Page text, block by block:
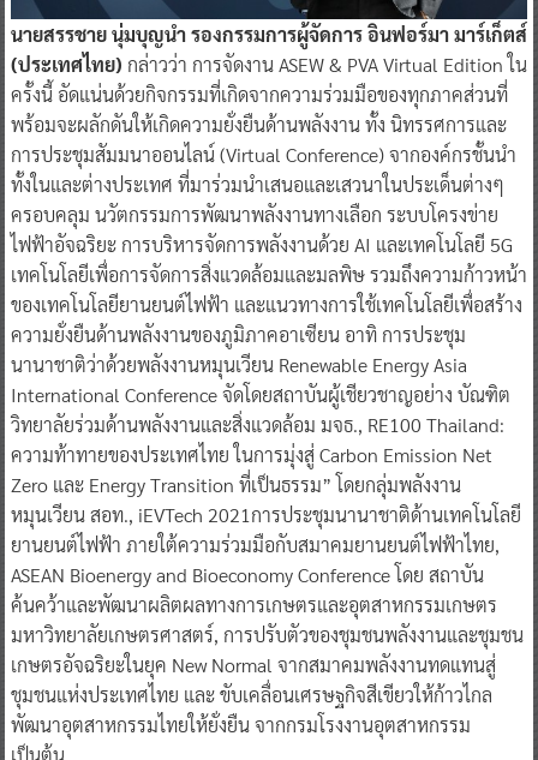
นายสรรชาย นุ่มบุญนำ รองกรรมการผู้จัดการ อินฟอร์มา มาร์เก็ตส์
(ประเทศไทย) กล่าวว่า การจัดงาน ASEW & PVA Virtual Edition ใน
ครั้งนี้ อัดแน่นด้วยกิจกรรมที่เกิดจากความร่วมมือของทุกภาคส่วนที่
พร้อมจะผลักดันให้เกิดความยั่งยืนด้านพลังงาน ทั้ง นิทรรศการและ
การประชุมสัมมนาออนไลน์ (Virtual Conference) จากองค์กรชั้นนำ
ทั้งในและต่างประเทศ ที่มาร่วมนำเสนอและเสวนาในประเด็นต่างๆ
ครอบคลุม นวัตกรรมการพัฒนาพลังงานทางเลือก ระบบโครงข่าย
ไฟฟ้าอัจฉริยะ การบริหารจัดการพลังงานด้วย AI และเทคโนโลยี 5G
เทคโนโลยีเพื่อการจัดการสิ่งแวดล้อมและมลพิษ รวมถึงความก้าวหน้า
ของเทคโนโลยียานยนต์ไฟฟ้า และแนวทางการใช้เทคโนโลยีเพื่อสร้าง
ความยั่งยืนด้านพลังงานของภูมิภาคอาเซียน อาทิ การประชุม
นานาชาติว่าด้วยพลังงานหมุนเวียน Renewable Energy Asia
International Conference จัดโดยสถาบันผู้เชียวชาญอย่าง บัณฑิต
วิทยาลัยร่วมด้านพลังงานและสิ่งแวดล้อม มจธ., RE100 Thailand:
ความท้าทายของประเทศไทย ในการมุ่งสู่ Carbon Emission Net
Zero และ Energy Transition ที่เป็นธรรม” โดยกลุ่มพลังงาน
หมุนเวียน สอท., iEVTech 2021การประชุมนานาชาติด้านเทคโนโลยี
ยานยนต์ไฟฟ้า ภายใต้ความร่วมมือกับสมาคมยานยนต์ไฟฟ้าไทย,
ASEAN Bioenergy and Bioeconomy Conference โดย สถาบัน
ค้นคว้าและพัฒนาผลิตผลทางการเกษตรและอุตสาหกรรมเกษตร
มหาวิทยาลัยเกษตรศาสตร์, การปรับตัวของชุมชนพลังงานและชุมชน
เกษตรอัจฉริยะในยุค New Normal จากสมาคมพลังงานทดแทนสู่
ชุมชนแห่งประเทศไทย และ ขับเคลื่อนเศรษฐกิจสีเขียวให้ก้าวไกล
พัฒนาอุตสาหกรรมไทยให้ยั่งยืน จากกรมโรงงานอุตสาหกรรม